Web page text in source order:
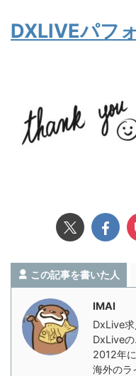
DXLIVEパフ
この記事を書いた人
IMAI
DxLive
DxLive
2012年
海外のラ